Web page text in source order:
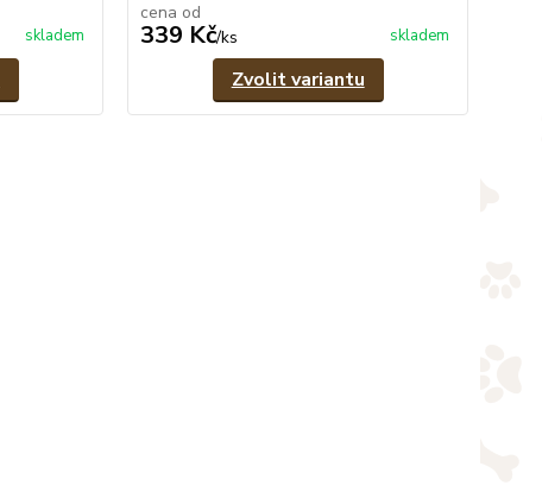
skladem
cena od
339 Kč/ks skladem
Zvolit variantu